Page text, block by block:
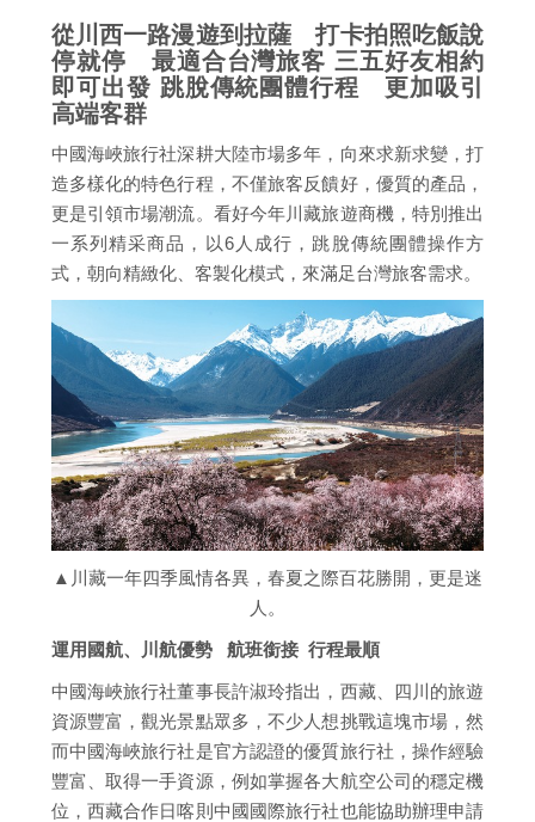
從川西一路漫遊到拉薩 打卡拍照吃飯說
停就停 最適合台灣旅客 三五好友相約
即可出發 跳脫傳統團體行程 更加吸引
高端客群
中國海峽旅行社深耕大陸市場多年，向來求新求變，打
造多樣化的特色行程，不僅旅客反饋好，優質的產品，
更是引領市場潮流。看好今年川藏旅遊商機，特別推出
一系列精采商品，以6人成行，跳脫傳統團體操作方
式，朝向精緻化、客製化模式，來滿足台灣旅客需求。
▲川藏一年四季風情各異，春夏之際百花勝開，更是迷
人。
運用國航、川航優勢 航班銜接 行程最順
中國海峽旅行社董事長許淑玲指出，西藏、四川的旅遊
資源豐富，觀光景點眾多，不少人想挑戰這塊市場，然
而中國海峽旅行社是官方認證的優質旅行社，操作經驗
豐富、取得一手資源，例如掌握各大航空公司的穩定機
位，西藏合作日喀則中國國際旅行社也能協助辦理申請